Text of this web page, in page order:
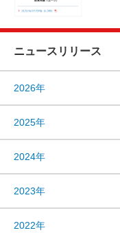
ニュースリリース
2026年
2025年
2024年
2023年
2022年